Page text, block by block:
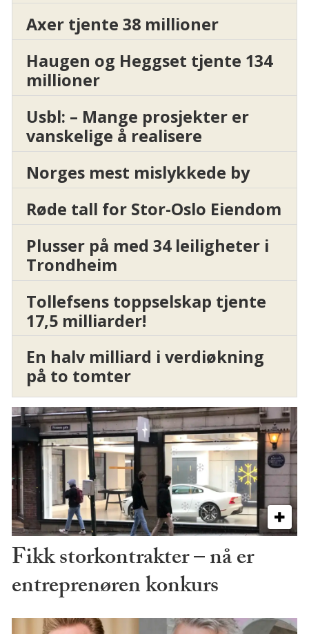
Axer tjente 38 millioner
Haugen og Heggset tjente 134
millioner
Usbl: – Mange prosjekter er
vanskelige å realisere
Norges mest mislykkede by
Røde tall for Stor-Oslo Eiendom
Plusser på med 34 leiligheter i
Trondheim
Tollefsens toppselskap tjente
17,5 milliarder!
En halv milliard i verdiøkning
på to tomter
Fikk storkontrakter – nå er
entreprenøren konkurs